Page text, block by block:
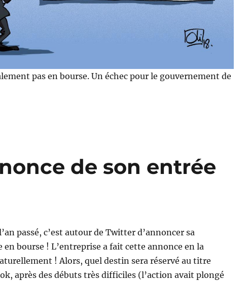
pas en bourse. Un échec pour le gouvernement de
de son entrée
passé, c’est autour de Twitter d’annoncer sa
en bourse ! L’entreprise a fait cette annonce en la
! Alors, quel destin sera réservé au titre
après des débuts très difficiles (l’action avait plongé